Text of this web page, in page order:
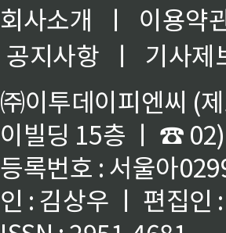
회사소개 ㅣ
이용약
공지사항
ㅣ
기사제
㈜이투데이피엔씨 (
이빌딩 15층 ㅣ ☎
등록번호 : 서울아
인 : 김상우 ㅣ 편집인